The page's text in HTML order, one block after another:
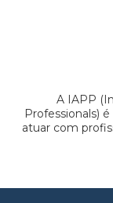
A IAPP
Professionals)
atuar com